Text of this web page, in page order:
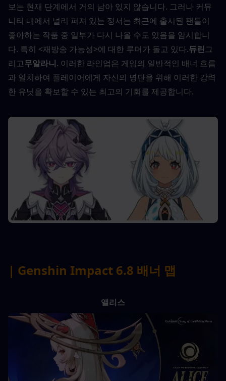
보는 현재 단계에서 거의 남아 있지 않습니다. 그러나 커뮤
니티 내에서 널리 퍼져 있는 정서는 최근에 출시된 팬들이
좋아하는 작품 중 일부가 다시 나올 수도 있음을 암시합니
다. 특히 <재방송 가능성>에 대한 루머가 돌고 있다.듀린그
리고무알라니. 이러한 라인업은 게임의 일반적인 배너 흐름
과 일치하여 플레이어에게 자신의 명단을 위해 이러한 강력
한 유닛을 확보할 수 있는 최고의 기회를 제공합니다.
| Genshin Impact 6.8 배너 맵
앨리스